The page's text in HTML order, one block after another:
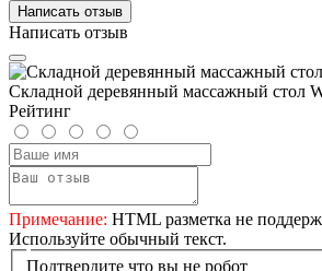
Написать отзыв
Написать отзыв
Складной деревянный массажный стол
Рейтинг
Примечание: HTML разметка не
Используйте обычный текст.
Подтвердите что вы не робот